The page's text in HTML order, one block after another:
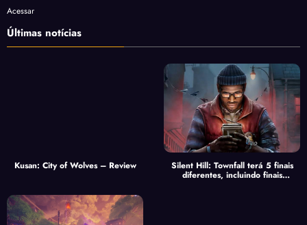
Acessar
Últimas notícias
Kusan: City of Wolves – Review Silent Hill: Townfall terá 5 finais
diferentes, incluindo finais